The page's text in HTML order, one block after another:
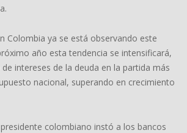
Colombia ya se está observando este
año esta tendencia se intensificará,
intereses de la deuda en la partida más
nacional, superando en crecimiento
colombiano instó a los bancos